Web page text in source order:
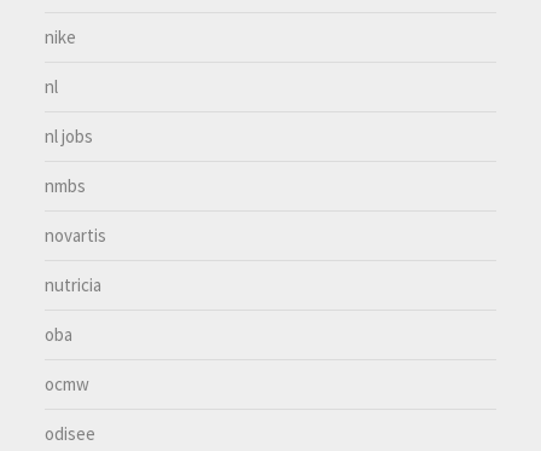
nike
nl
nl jobs
nmbs
novartis
nutricia
oba
ocmw
odisee